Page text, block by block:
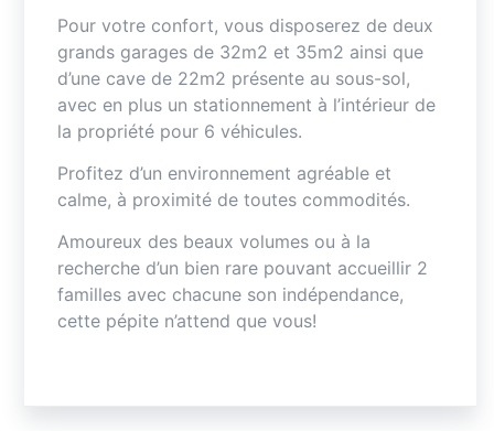
Pour votre confort, vous disposerez de deux
grands garages de 32m2 et 35m2 ainsi que
d’une cave de 22m2 présente au sous-sol,
avec en plus un stationnement à l’intérieur de
la propriété pour 6 véhicules.
Profitez d’un environnement agréable et
calme, à proximité de toutes commodités.
Amoureux des beaux volumes ou à la
recherche d’un bien rare pouvant accueillir 2
familles avec chacune son indépendance,
cette pépite n’attend que vous!